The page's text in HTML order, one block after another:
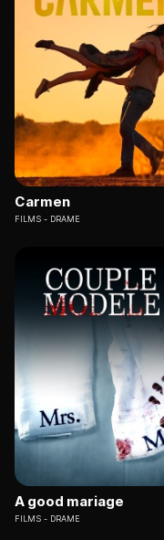
Carmen
FILMS DRAME
A good mariage
FILMS DRAME